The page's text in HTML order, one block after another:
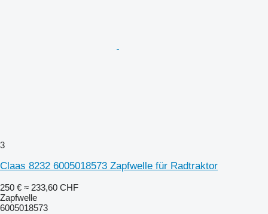
3
Claas 8232 6005018573 Zapfwelle für Radtraktor
250 € ≈ 233,60 CHF
Zapfwelle
6005018573